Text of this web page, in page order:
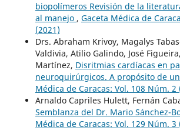
biopolímeros Revisión de la
al manejo , Gaceta Médica de
(2021)
Drs. Abraham Krivoy, Magalys
Valdivia, Atilio Galindo, José
Martínez, Disritmias cardíacas en
neuroquirúrgicos. A propósito de
Médica de Caracas: Vol. 108 Núm. 2
Arnaldo Capriles Hulett, Fernán
Semblanza del Dr. Mario Sánchez-
Médica de Caracas: Vol. 129 Núm. 3